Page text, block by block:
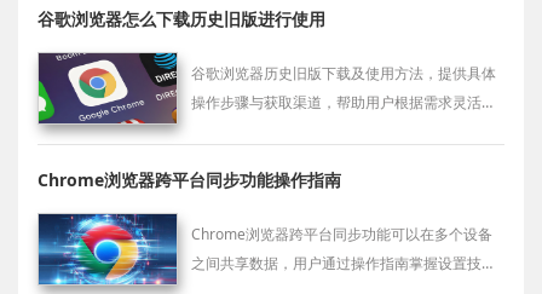
谷歌浏览器怎么下载历史旧版进行使用
谷歌浏览器历史旧版下载及使用方法，提供具体
操作步骤与获取渠道，帮助用户根据需求灵活切
Chrome浏览器跨平台同步功能操作指南
Chrome浏览器跨平台同步功能可以在多个设备
之间共享数据，用户通过操作指南掌握设置技巧